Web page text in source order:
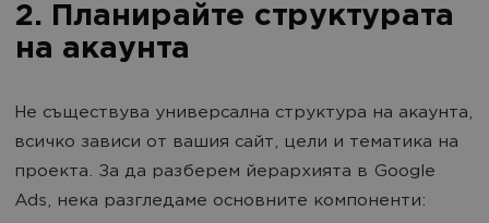
2. Планирайте структурата
на акаунта
Не съществува универсална структура на акаунта,
всичко зависи от вашия сайт, цели и тематика на
проекта. За да разберем йерархията в Google
Ads, нека разгледаме основните компоненти: